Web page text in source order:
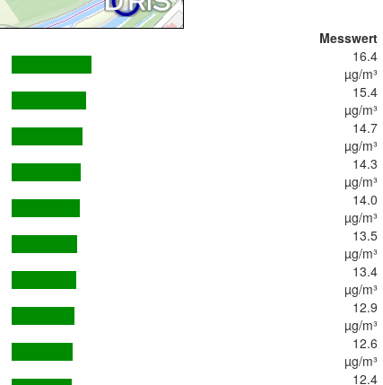
Messwert
16.4
µg/m³
15.4
µg/m³
14.7
µg/m³
14.3
µg/m³
14.0
µg/m³
13.5
µg/m³
13.4
µg/m³
12.9
µg/m³
12.6
µg/m³
12.4